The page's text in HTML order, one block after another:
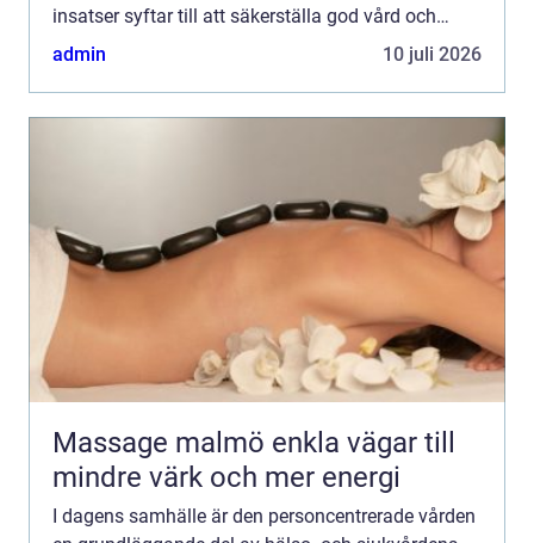
insatser syftar till att säkerställa god vård och
om...
admin 10 juli 2026
Massage malmö enkla vägar till
mindre värk och mer energi
I dagens samhälle är den personcentrerade vården